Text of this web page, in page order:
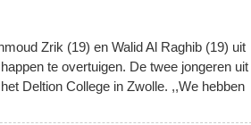
Zrik (19) en Walid Al Raghib (19) uit
te overtuigen. De twee jongeren uit
Deltion College in Zwolle. ,,We hebben